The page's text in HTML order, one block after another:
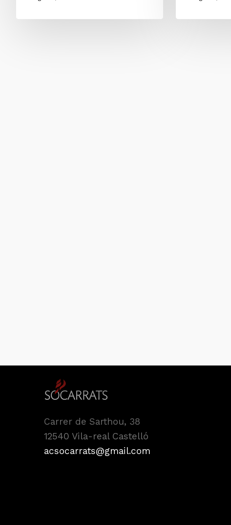
Carrer de Sarthou, 38
12540 Vila-real Castelló
acsocarrats@gmail.com